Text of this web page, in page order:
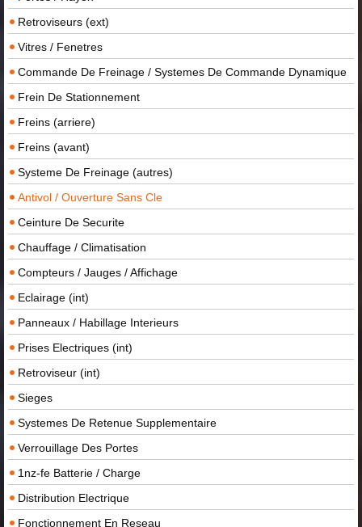
Retroviseurs (ext)
Vitres / Fenetres
Commande De Freinage / Systemes De Commande Dynamique
Frein De Stationnement
Freins (arriere)
Freins (avant)
Systeme De Freinage (autres)
Antivol / Ouverture Sans Cle
Ceinture De Securite
Chauffage / Climatisation
Compteurs / Jauges / Affichage
Eclairage (int)
Panneaux / Habillage Interieurs
Prises Electriques (int)
Retroviseur (int)
Sieges
Systemes De Retenue Supplementaire
Verrouillage Des Portes
1nz-fe Batterie / Charge
Distribution Electrique
Fonctionnement En Reseau